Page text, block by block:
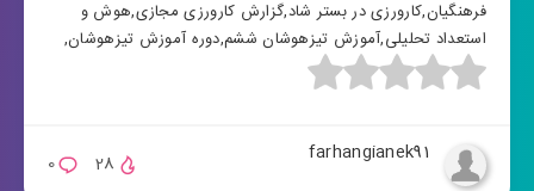
فرهنگیان,کارورزی در بستر شاد,گزارش کارورزی مجازی,هوش و
استعداد تحلیلی,آموزش تیزهوشان ششم,دوره آموزش تیزهوشان,
farhangianek91
0 28